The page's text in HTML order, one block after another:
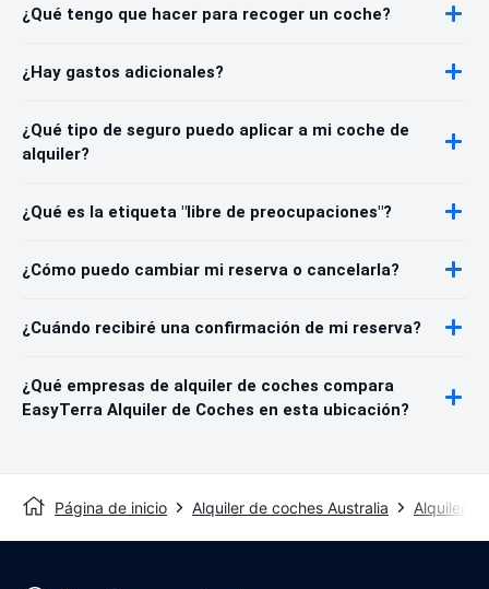
¿Qué tengo que hacer para recoger un coche?
¿Hay gastos adicionales?
¿Qué tipo de seguro puedo aplicar a mi coche de
alquiler?
¿Qué es la etiqueta "libre de preocupaciones"?
¿Cómo puedo cambiar mi reserva o cancelarla?
¿Cuándo recibiré una confirmación de mi reserva?
¿Qué empresas de alquiler de coches compara
EasyTerra Alquiler de Coches en esta ubicación?
Página de inicio Alquiler de coches Australia Alquiler